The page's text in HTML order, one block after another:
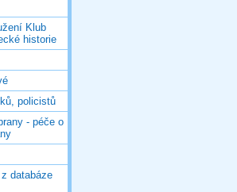
Klub
historie
policistů
- péče o
databáze